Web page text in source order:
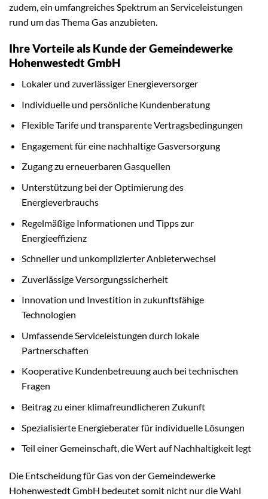
zudem, ein umfangreiches Spektrum an Serviceleistungen
rund um das Thema Gas anzubieten.
Ihre Vorteile als Kunde der Gemeindewerke
Hohenwestedt GmbH
Lokaler und zuverlässiger Energieversorger
Individuelle und persönliche Kundenberatung
Flexible Tarife und transparente Vertragsbedingungen
Engagement für eine nachhaltige Gasversorgung
Zugang zu erneuerbaren Gasquellen
Unterstützung bei der Optimierung des
Energieverbrauchs
Regelmäßige Informationen und Tipps zur
Energieeffizienz
Schneller und unkomplizierter Anbieterwechsel
Zuverlässige Versorgungssicherheit
Innovation und Investition in zukunftsfähige
Technologien
Umfassende Serviceleistungen durch lokale
Partnerschaften
Kooperative Kundenbetreuung auch bei technischen
Fragen
Beitrag zu einer klimafreundlicheren Zukunft
Spezialisierte Energieberater für individuelle Lösungen
Teil einer Gemeinschaft, die Wert auf Nachhaltigkeit legt
Die Entscheidung für Gas von der Gemeindewerke
Hohenwestedt GmbH bedeutet somit nicht nur die Wahl